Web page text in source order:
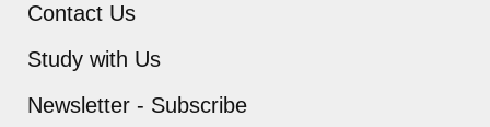
Contact Us
Study with Us
Newsletter - Subscribe